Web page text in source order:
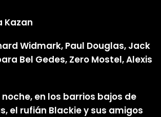
Kazan
Widmark, Paul Douglas, Jack
Bel Gedes, Zero Mostel, Alexis
noche, en los barrios bajos de
el rufián Blackie y sus amigos